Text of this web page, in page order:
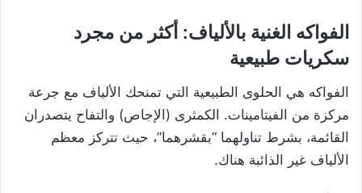
الفواكه الغنية بالألياف: أكثر من مجرد
سكريات طبيعية
الفواكه هي الحلوى الطبيعية التي تمنحك الألياف مع جرعة
مركزة من الفيتامينات. الكمثرى (الإجاص) والتفاح يتصدران
القائمة، بشرط تناولهما “بقشرهما”، حيث تتركز معظم
الألياف غير الذائبة هناك.